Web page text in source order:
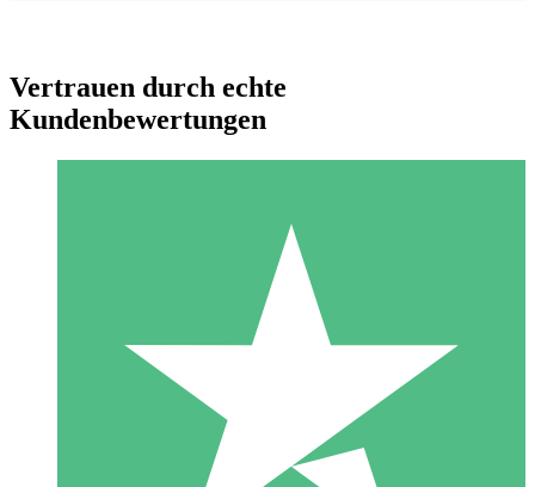
Individuelle Credit-Pakete
Zahlen Sie nach Bedarf mit Download-Credits. Keine
monatliche Verpflichtung erforderlich.
10 00
Vertrauen durch echte
Kundenbewertungen